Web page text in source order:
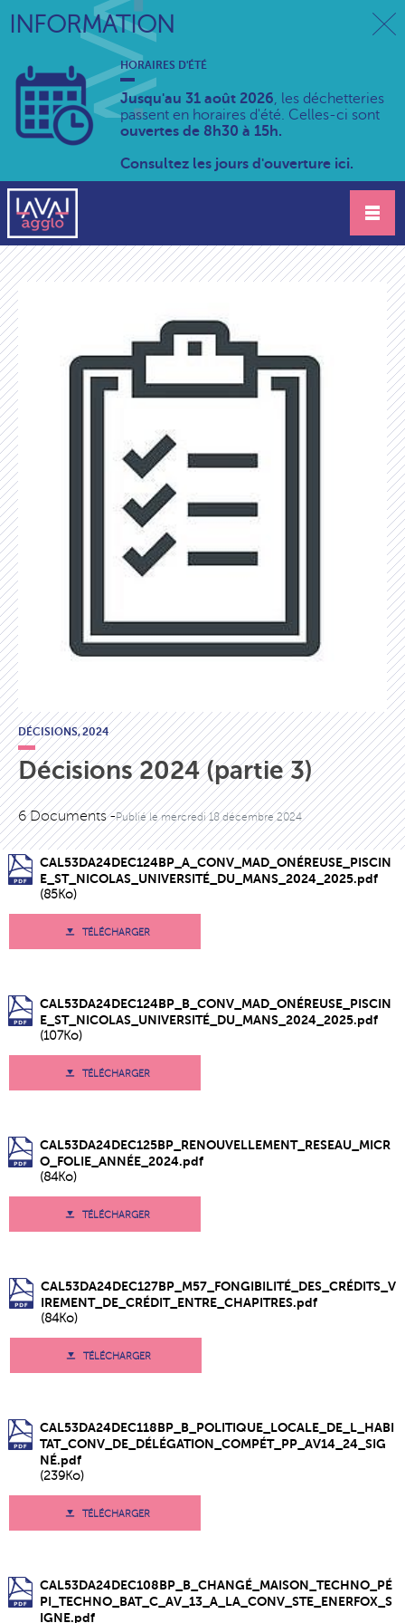
INFORMATION
HORAIRES D'ÉTÉ
Jusqu'au 31 août 2026, les déchetteries
passent en horaires d'été. Celles-ci sont
ouvertes de 8h30 à 15h.
Consultez les jours d'ouverture ici.
DÉCISIONS,2024
Décisions 2024 (partie 3)
6 Documents -Publié lemercredi 18 décembre 2024
CAL53DA24DEC124BP_A_CONV_MAD_ONÉREUSE_PISCIN
E_ST_NICOLAS_UNIVERSITÉ_DU_MANS_2024_2025.pdf
(85Ko)
TÉLÉCHARGER
CAL53DA24DEC124BP_B_CONV_MAD_ONÉREUSE_PISCIN
E_ST_NICOLAS_UNIVERSITÉ_DU_MANS_2024_2025.pdf
(107Ko)
TÉLÉCHARGER
CAL53DA24DEC125BP_RENOUVELLEMENT_RESEAU_MICR
O_FOLIE_ANNÉE_2024.pdf
(84Ko)
TÉLÉCHARGER
CAL53DA24DEC127BP_M57_FONGIBILITÉ_DES_CRÉDITS_V
IREMENT_DE_CRÉDIT_ENTRE_CHAPITRES.pdf
(84Ko)
TÉLÉCHARGER
CAL53DA24DEC118BP_B_POLITIQUE_LOCALE_DE_L_HABI
TAT_CONV_DE_DÉLÉGATION_COMPÉT_PP_AV14_24_SIG
NÉ.pdf
(239Ko)
TÉLÉCHARGER
CAL53DA24DEC108BP_B_CHANGÉ_MAISON_TECHNO_PÉ
PI_TECHNO_BAT_C_AV_13_A_LA_CONV_STE_ENERFOX_S
IGNE.pdf